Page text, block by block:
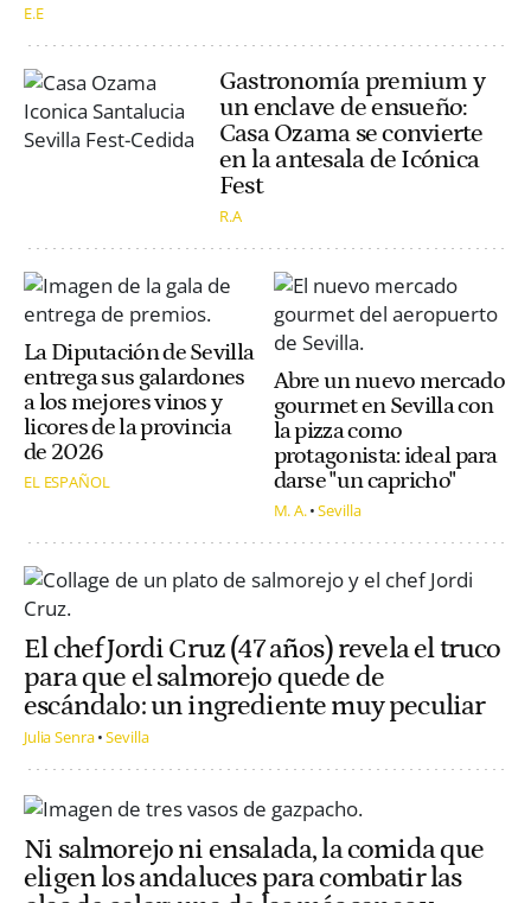
E.E
Gastronomía premium y
un enclave de ensueño:
Casa Ozama se convierte
en la antesala de Icónica
Fest
R.A
La Diputación de Sevilla
entrega sus galardones
a los mejores vinos y
licores de la provincia
de 2026
EL ESPAÑOL
Abre un nuevo mercado
gourmet en Sevilla con
la pizza como
protagonista: ideal para
darse "un capricho"
M. A. Sevilla
El chef Jordi Cruz (47 años) revela el truco
para que el salmorejo quede de
escándalo: un ingrediente muy peculiar
Julia Senra Sevilla
Ni salmorejo ni ensalada, la comida que
eligen los andaluces para combatir las